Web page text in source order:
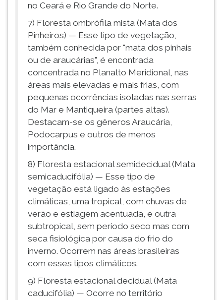
no Ceará e Rio Grande do Norte.
7) Floresta ombrófila mista (Mata dos
Pinheiros) — Esse tipo de vegetação,
também conhecida por "mata dos pinhais
ou de araucárias", é encontrada
concentrada no Planalto Meridional, nas
áreas mais elevadas e mais frias, com
pequenas ocorrências isoladas nas serras
do Mar e Mantiqueira (partes altas).
Destacam-se os gêneros Araucária,
Podocarpus e outros de menos
importância.
8) Floresta estacional semidecidual (Mata
semicaducifólia) — Esse tipo de
vegetação está ligado às estações
climáticas, uma tropical, com chuvas de
verão e estiagem acentuada, e outra
subtropical, sem período seco mas com
seca fisiológica por causa do frio do
inverno. Ocorrem nas áreas brasileiras
com esses tipos climáticos.
9) Floresta estacional decidual (Mata
caducifólia) — Ocorre no território